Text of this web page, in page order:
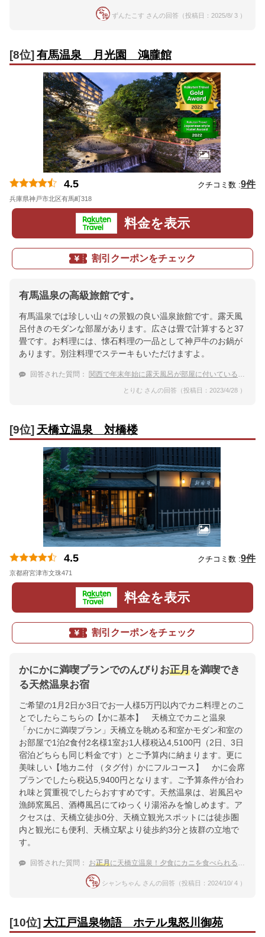
ずんたこす さんの回答（投稿日：2025/8/ 3 ）
[8位] 有馬温泉 月光園 鴻朧館
4.5 クチコミ数 :9件
兵庫県神戸市北区有馬町318
料金を表示
割引クーポンをチェック
有馬温泉の高級旅館です。
有馬温泉では珍しい山々の景観の良い温泉旅館です。露天風
呂付きのモダンな部屋があります。広さは畳で計算すると37
畳です。お料理には、懐石料理の一品として神戸牛のお鍋が
あります。別注料理でステーキもいただけますよ。
回答された質問： 関西で年末年始に露天風呂が部屋に付いている温泉宿に泊まりたい
とりむ さんの回答（投稿日：2023/4/28 ）
[9位] 天橋立温泉 対橋楼
4.5 クチコミ数 :9件
京都府宮津市文珠471
料金を表示
割引クーポンをチェック
かにかに満喫プランでのんびりお正月を満喫でき
る天然温泉お宿
ご希望の1月2日か3日でお一人様5万円以内でカニ料理とのこ
とでしたらこちらの【かに基本】 天橋立でカニと温泉
「かにかに満喫プラン」天橋立を眺める和室かモダン和室の
お部屋で1泊2食付2名様1室お1人様税込4,5100円（2日、3日
宿泊どちらも同じ料金です）とご予算内に納まります。更に
美味しい【地カニ付 （タグ付）かにフルコース】 かに会席
プランでしたら税込5,9400円となります。ご予算条件が合わ
れ味と質重視でしたらおすすめです。天然温泉は、岩風呂や
漁師窯風呂、酒樽風呂にてゆっくり湯浴みを愉しめます。ア
クセスは、天橋立徒歩0分、天橋立観光スポットには徒歩圏
内と観光にも便利、天橋立駅より徒歩約3分と抜群の立地で
す。
回答された質問： お正月に天橋立温泉！夕食にカニを食べられる温泉宿のおすすめは？
シャンちゃん さんの回答（投稿日：2024/10/ 4 ）
[10位] 大江戸温泉物語 ホテル鬼怒川御苑